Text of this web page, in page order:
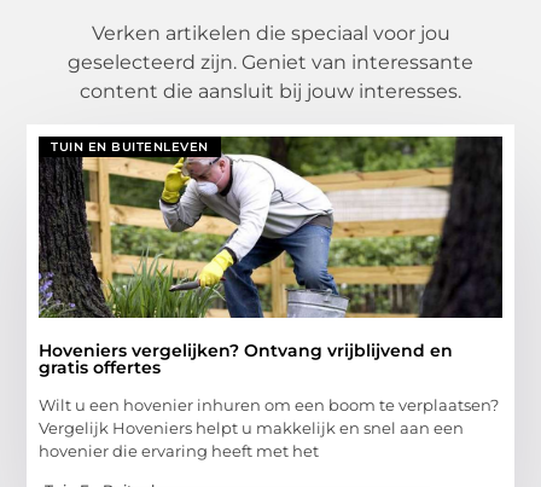
Verken artikelen die speciaal voor jou
geselecteerd zijn. Geniet van interessante
content die aansluit bij jouw interesses.
TUIN EN BUITENLEVEN
Hoveniers vergelijken? Ontvang vrijblijvend en
gratis offertes
Wilt u een hovenier inhuren om een boom te verplaatsen?
Vergelijk Hoveniers helpt u makkelijk en snel aan een
hovenier die ervaring heeft met het